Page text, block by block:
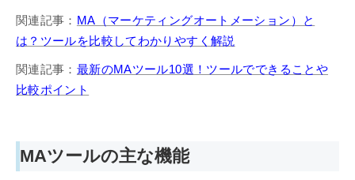
関連記事： MA（マーケティングオートメーション）と
は？ツールを比較してわかりやすく解説
関連記事： 最新のMAツール10選！ツールでできることや
比較ポイント
MAツールの主な機能